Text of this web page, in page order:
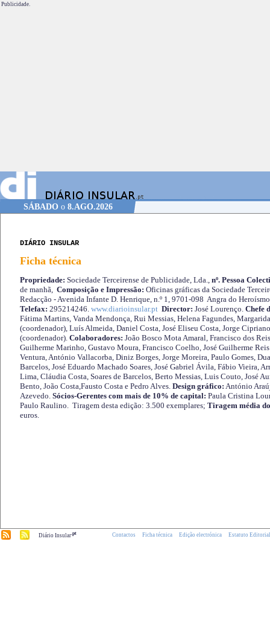
Publicidade.
SÁBADOo 8.AGO.2026
DIÁRIO INSULAR
Ficha técnica
Propriedade: Sociedade Terceirense de Publicidade, Lda., nº. Pessoa
de manhã, Composição e Impressão: Oficinas gráficas da Sociedade
Redacção - Avenida Infante D. Henrique, n.º 1, 9701-098 Angra do
Telefax: 295214246. www.diarioinsular.pt Director: José Lourenço. Chefe
Fátima Martins, Vanda Mendonça, Rui Messias, Helena Fagundes,
(coordenador), Luís Almeida, Daniel Costa, José Eliseu Costa, Jorge
(coordenador). Colaboradores: João Bosco Mota Amaral, Francisco dos
Guilherme Marinho, Gustavo Moura, Francisco Coelho, José Guilherme
Ventura, António Vallacorba, Diniz Borges, Jorge Moreira, Paulo Gomes,
Barcelos, José Eduardo Machado Soares, José Gabriel Ávila, Fábio Vieira,
Lima, Cláudia Costa, Soares de Barcelos, Berto Messias, Luis Couto, José
Bento, João Costa,Fausto Costa e Pedro Alves. Design gráfico: António
Azevedo. Sócios-Gerentes com mais de 10% de capital: Paula Cristina
Paulo Raulino. Tiragem desta edição: 3.500 exemplares; Tiragem média
euros.
Diário Insular.pt Contactos Ficha técnica Edição electrónica Estatuto Editorial